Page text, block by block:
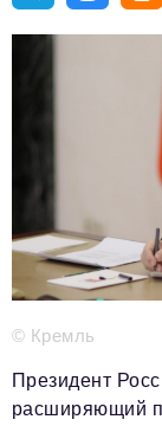
Телефон
Электронные
Информационный
info@business-
Отдел рекламы
Отдел
Отдел по работе
© Кремль
Президент
расширяющий